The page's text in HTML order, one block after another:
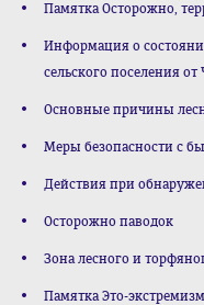
Памятка Осторожно,
Информация о
сельского поселения от
Основные причины
Меры безопасности с
Действия при
Осторожно паводок
Зона лесного и
Памятка Это-экстремизм